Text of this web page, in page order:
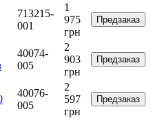
713215-
001
1
975
грн
Предзаказ
40074-
005
2
903
грн
Предзаказ
40076-
005
2
597
грн
Предзаказ